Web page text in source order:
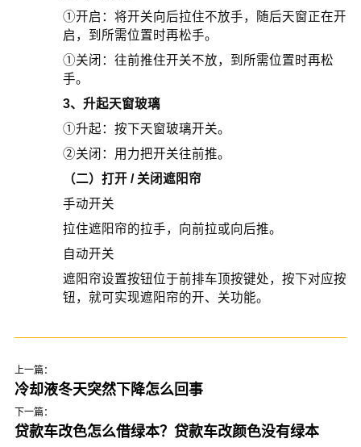
①开启：将开关向后拉住不放手，随后天窗正在开
启，到所需位置时再松手。
①关闭：往前推住开关不放，到所需位置时再松
手。
3、升起天窗玻璃
①升起：按下天窗玻璃开关。
②关闭：用力把开关往前推。
（二）打开 / 关闭遮阳帘
手动开关
拉住遮阳帘的拉手，向前拉或向后推。
自动开关
遮阳帘设置按钮位于前排车顶按键处，按下对应按
钮，就可实现遮阳帘的开、关功能。
上一篇：
冷却液冬天突然下降怎么回事
下一篇：
贷款车改色怎么借绿本？贷款车改颜色没有绿本